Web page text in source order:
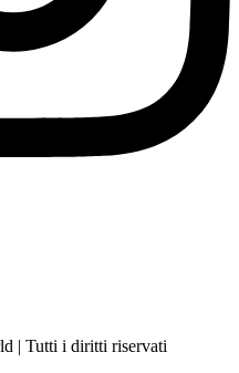
| Tutti i diritti riservati